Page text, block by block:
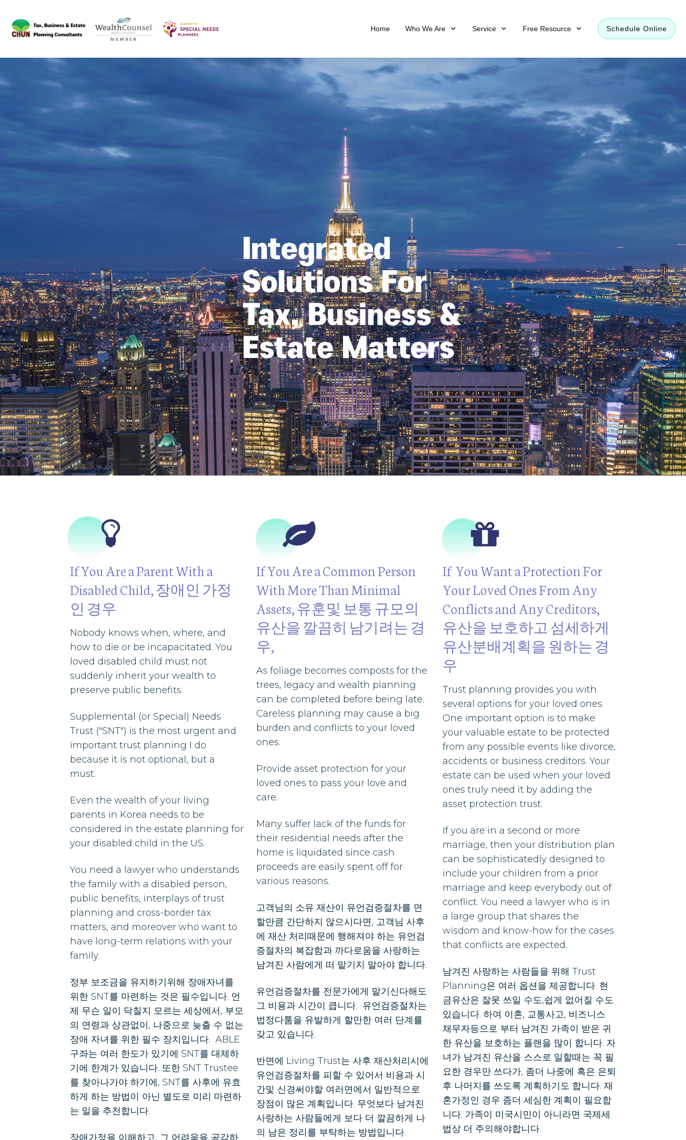
Home Who We Are Service Free Resource Schedule Online
If You Are a Parent With a
Disabled Child,장애인 가정
인 경우
Nobody knows when, where, and
how to die or be incapacitated. You
loved disabled child must not
suddenly inherit your wealth to
preserve public benefits.
Supplemental (or Special) Needs
Trust ("SNT") is the most urgent and
important trust planning I do
because it is not optional, but a
must.
Even the wealth of your living
parents in Korea needs to be
considered in the estate planning for
your disabled child in the US.
You need a lawyer who understands
the family with a disabled person,
public benefits, interplays of trust
planning and cross-border tax
matters, and moreover who want to
have long-term relations with your
family.
정부 보조금을 유지하기위해 장애자녀를
위한 SNT를 마련하는 것은 필수입니다. 언
제 무슨 일이 닥칠지 모르는 세상에서, 부모
의 연령과 상관없이, 나중으로 늦출 수 없는
장애 자녀를 위한 필수 장치입니다. ABLE
구좌는 여러 한도가 있기에 SNT를 대체하
기에 한계가 있습니다. 또한 SNT Trustee
를 찾아나가야 하기에, SNT를 사후에 유효
하게 하는 방법이 아닌 별도로 미리 마련하
는 일을 추천합니다.
장애가정을 이해하고, 그 어려움을 공감하
If You Are a Common Person
With More Than Minimal
Assets, 유훈및 보통 규모의
유산을 깔끔히 남기려는 경
우,
As foliage becomes composts for the
trees, legacy and wealth planning
can be completed before being late.
Careless planning may cause a big
burden and conflicts to your loved
ones.
Provide asset protection for your
loved ones to pass your love and
care.
Many suffer lack of the funds for
their residential needs after the
home is liquidated since cash
proceeds are easily spent off for
various reasons.
고객님의 소유 재산이 유언검증절차를 면
할만큼 간단하지 않으시다면, 고객님 사후
에 재산 처리때문에 행해져야 하는 유언검
증절차의 복잡함과 까다로움을 사랑하는
남겨진 사람에게 떠 맡기지 말아야 합니다.
유언검증절차를 전문가에게 맡기신다해도
그 비용과 시간이 큽니다. 유언검증절차는
법정다툼을 유발하게 할만한 여러 단계를
갖고 있습니다.
반면에 Living Trust는 사후 재산처리시에
유언검증절차를 피할 수 있어서 비용과 시
간및 신경써야할 여러면에서 일반적으로
장점이 많은 계획입니다. 무엇보다 남겨진
사랑하는 사람들에게 보다 더 깔끔하게 나
의 남은 정리를 부탁하는 방법입니다.
If You Want a Protection For
Your Loved Ones From Any
Conflicts and Any Creditors,
유산을 보호하고 섬세하게
유산분배계획을 원하는 경
우
Trust planning provides you with
several options for your loved ones.
One important option is to make
your valuable estate to be protected
from any possible events like divorce,
accidents or business creditors. Your
estate can be used when your loved
ones truly need it by adding the
asset protection trust.
If you are in a second or more
marriage, then your distribution plan
can be sophisticatedly designed to
include your children from a prior
marriage and keep everybody out of
conflict. You need a lawyer who is in
a large group that shares the
wisdom and know-how for the cases
that conflicts are expected.
남겨진 사랑하는 사람들을 위해 Trust
Planning은 여러 옵션을 제공합니다. 현
금유산은 잘못 쓰일 수도,쉽게 없어질 수도
있습니다. 하여 이혼, 교통사고, 비즈니스
채무자등으로 부터 남겨진 가족이 받은 귀
한 유산을 보호하는 플랜을 많이 합니다. 자
녀가 남겨진 유산을 스스로 일할때는 꼭 필
요한 경우만 쓰다가, 좀더 나중에 혹은 은퇴
후 나머지를 쓰도록 계획하기도 합니다. 재
혼가정인 경우 좀더 세심한 계획이 필요합
니다. 가족이 미국시민이 아니라면 국제세
법상 더 주의해야합니다.